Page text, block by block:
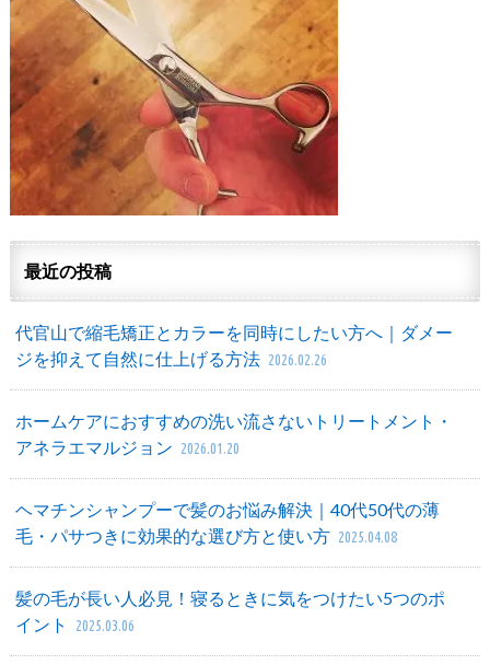
最近の投稿
代官山で縮毛矯正とカラーを同時にしたい方へ｜ダメー
ジを抑えて自然に仕上げる方法 2026.02.26
ホームケアにおすすめの洗い流さないトリートメント・
アネラエマルジョン 2026.01.20
ヘマチンシャンプーで髪のお悩み解決｜40代50代の薄
毛・パサつきに効果的な選び方と使い方 2025.04.08
髪の毛が長い人必見！寝るときに気をつけたい5つのポ
イント
2025.03.06